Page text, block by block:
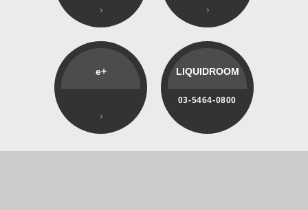
e+ LIQUIDROOM
03-5464-0800